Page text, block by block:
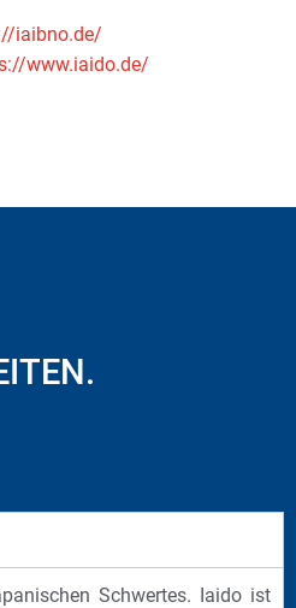
iaibno.de/
www.iaido.de/
Schwertes. Iaido ist